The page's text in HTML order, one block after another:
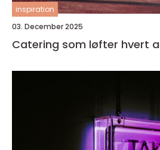
inspiration
03. December 2025
Catering som løfter hvert